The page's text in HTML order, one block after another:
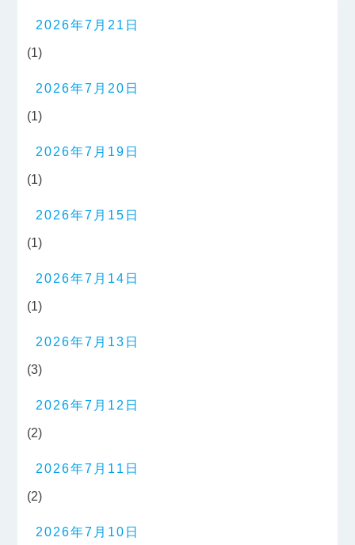
2026年7月21日
(1)
2026年7月20日
(1)
2026年7月19日
(1)
2026年7月15日
(1)
2026年7月14日
(1)
2026年7月13日
(3)
2026年7月12日
(2)
2026年7月11日
(2)
2026年7月10日